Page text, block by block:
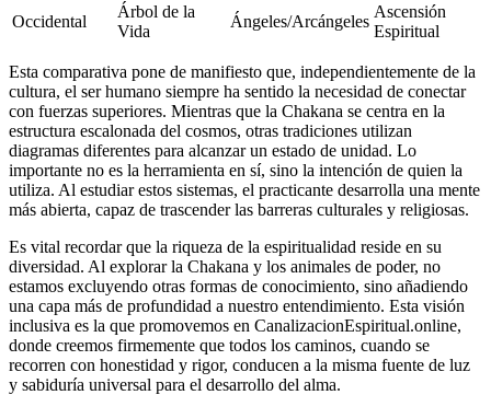
Occidental
Árbol de la
Vida
Ángeles/Arcángeles
Ascensión
Espiritual
Esta comparativa pone de manifiesto que, independientemente de la
cultura, el ser humano siempre ha sentido la necesidad de conectar
con fuerzas superiores. Mientras que la Chakana se centra en la
estructura escalonada del cosmos, otras tradiciones utilizan
diagramas diferentes para alcanzar un estado de unidad. Lo
importante no es la herramienta en sí, sino la intención de quien la
utiliza. Al estudiar estos sistemas, el practicante desarrolla una mente
más abierta, capaz de trascender las barreras culturales y religiosas.
Es vital recordar que la riqueza de la espiritualidad reside en su
diversidad. Al explorar la Chakana y los animales de poder, no
estamos excluyendo otras formas de conocimiento, sino añadiendo
una capa más de profundidad a nuestro entendimiento. Esta visión
inclusiva es la que promovemos en CanalizacionEspiritual.online,
donde creemos firmemente que todos los caminos, cuando se
recorren con honestidad y rigor, conducen a la misma fuente de luz
y sabiduría universal para el desarrollo del alma.